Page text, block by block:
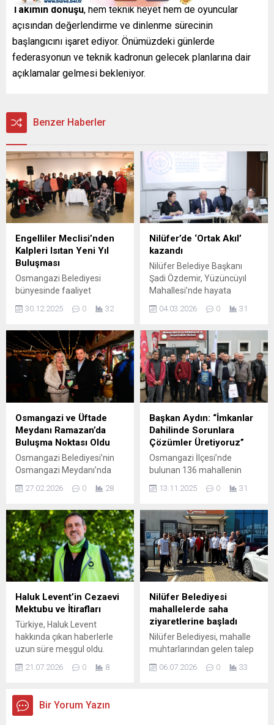
Takımın dönüşü, hem teknik heyet hem de oyuncular
açısından değerlendirme ve dinlenme sürecinin
başlangıcını işaret ediyor. Önümüzdeki günlerde
federasyonun ve teknik kadronun gelecek planlarına dair
açıklamalar gelmesi bekleniyor.
Benzer Haberler
Engelliler Meclisi’nden
Kalpleri Isıtan Yeni Yıl
Buluşması
Osmangazi Belediyesi
bünyesinde faaliyet
gösteren Osmangazi Kent
Konseyi Engelliler Meclisi,
dayanışma ruhunu yansıtan
anlamlı bir etkinliğe imza
attı. Soğanlı Kültür
Merkezi’nde toplumsal
farkındalığı artırmak,
engelleri sevgiyle aşmak,
yeni yıla güçlü bir dayanışma
mesajıyla ‘merhaba’ demek
amacıyla düzenlenen
etkinlikte, keyifli ve duygu
dolu anlar ön plana...
30.12.2025 0 32
Nilüfer’de ‘Ortak Akıl’
kazandı
Nilüfer Belediye Başkanı
Şadi Özdemir, Yüzüncüyıl
Mahallesi’nde hayata
geçirilmesi planlanan
“Kantin Nilüfer” projesini,
istişareler sonucunda ortak
akılla durdurma kararı aldı.
Başkan Şadi Özdemir,
“Bizim en büyük projemiz,
Nilüfer’i Nilüferlilerle birlikte
yönetmektir” dedi. Nilüfer
Belediyesi, kentin
yönetiminde “ortak akıl” ve
“katılımcı demokrasi”
ilkelerini somut adımlarla
hayata geçirmeye devam...
04.03.2026 0 31
Osmangazi ve Üftade
Meydanı Ramazan’da
Buluşma Noktası Oldu
Osmangazi Belediyesi’nin
Osmangazi Meydanı’nda
her akşam düzenlenen
görüyor. Başkan Erkan
Aydın’ın da vatandaşlarla bir
araya geldiği programlarda,
Karagöz orta oyunundan,
tasavvuf musikisi
dinletilerine uzanan
etkinlikler Ramazan’ın huzur
ve bereketini meydanlara
Belediyesi, Ramazan ayının
manevi atmosferini kentin
kalbi olan Osmangazi
Meydanı’na taşıyarak her...
27.02.2026 0 28
Başkan Aydın: “İmkanlar
Dahilinde Sorunlara
Çözümler Üretiyoruz”
Osmangazi İlçesi’nde
bulunan 136 mahallenin
dinlemek için mahalle
düzenleyen Osmangazi
Belediye Başkanı Erkan
Aydın’ın yeni durağı Mehmet
Akif Mahallesi oldu. Göreve
geldiği günden bu yana
Osmangazi’nin her
mahallesine en iyi hizmeti
sunmak için belediyenin tüm
imkanlarını seferber eden
Başkan Aydın, bugüne kadar
40’ın üzerinde mahalleyi...
13.11.2025 0 31
Haluk Levent’in Cezaevi
Mektubu ve İtirafları
Türkiye, Haluk Levent
hakkında çıkan haberlerle
uzun süre meşgul oldu.
İzmir’den deniz yoluyla
kaçmaya çalışırken Bursa’da
Levent, cezaevinden
gönderdiği bir mektupta
21.07.2026 0 8
Nilüfer Belediyesi
mahallelerde saha
ziyaretlerine başladı
Nilüfer Belediyesi, mahalle
muhtarlarından gelen talep
ve öneriler doğrultusunda
saha ziyaretlerini başlattı.
06.07.2026 0 33
Bir Yorum Yazın